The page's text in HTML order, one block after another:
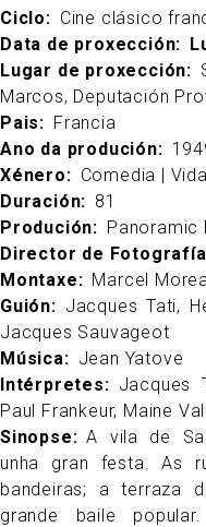
Ciclo
Cine clásico
Data de proxección
Lugar de proxección
Marcos, Deputación
Pais
Francia
Ano da produción
Xénero
Comedia |
Duración
81
Produción
Panoramic
Director de Fotografía
Montaxe
Marcel
Guión
Jacques Tati,
Jacques Sauvageot
Música
Jean Yatove
Intérpretes
Jacques
Paul Frankeur, Maine
Sinopse
A vila de
unha gran festa. As
bandeiras; a terraza
grande baile